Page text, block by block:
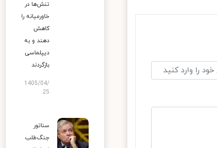
تنش‌ها در
خاورمیانه را
کاهش
دهند و به
دیپلماسی
بازگردند
1405/04/
25
سناتور
جنگ‌طلب